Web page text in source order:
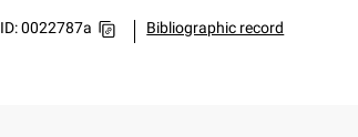
ID: 0022787a Bibliographic record